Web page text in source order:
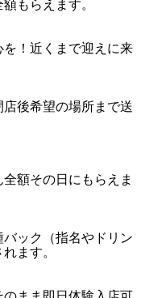
もらえます。
！近くまで迎えに来
後希望の場所まで送
額その日にもらえま
ック（指名やドリン
ます。